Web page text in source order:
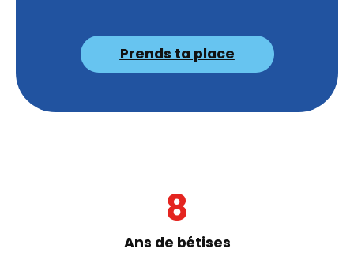
Prends ta place
Ans de bétises
8